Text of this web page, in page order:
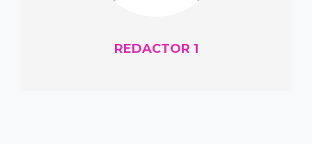
REDACTOR 1